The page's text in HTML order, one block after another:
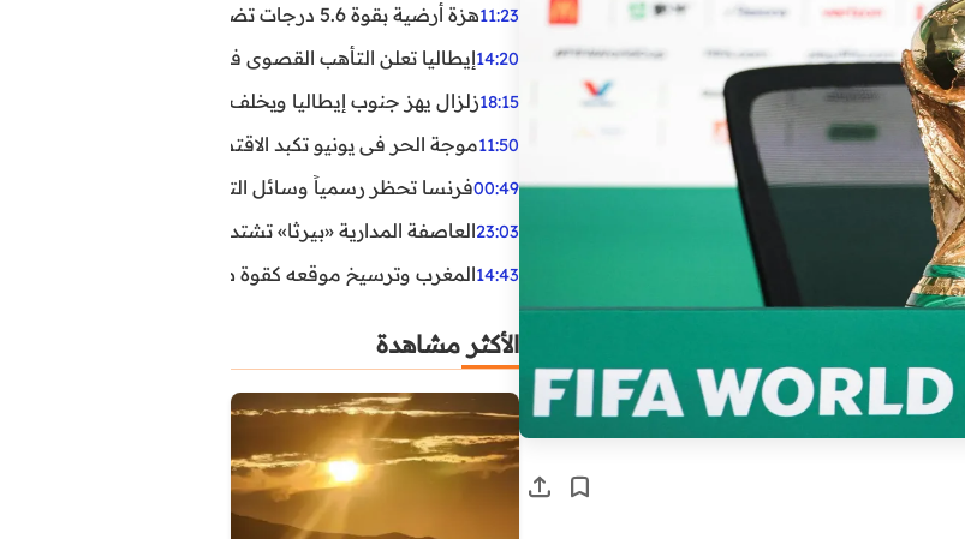
11:23هزة أرضية بقوة 5.6 درجات تضرب مصر
14:20إيطاليا تعلن التأهب القصوى في 23 مدينة بسبب موجة حر شديدة
18:15زلزال يهز جنوب إيطاليا ويخلف عشرات الجرحى
11:50موجة الحر في يونيو تكبد الاقتصاد البريطاني خسائر تجاوزت 1.5 مليار
00:49فرنسا تحظر رسمياً وسائل التواصل الاجتماعي على القاصرين
23:03العاصفة المدارية «بيرثا» تشتد وتقترب من سواحل
14:43المغرب وترسيخ موقعه كقوة طاقية إقليمية
الأكثر مشاهدة